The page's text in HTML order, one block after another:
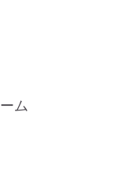
）方位取り
めたら元気
ム